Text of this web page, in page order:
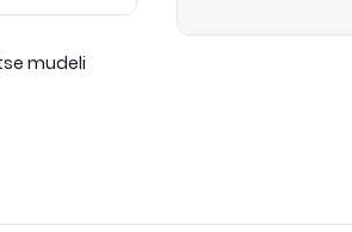
mudeli